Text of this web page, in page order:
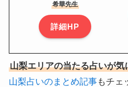
希華先生
詳細HP
山梨エリアの当たる占いが気
山梨占いのまとめ記事もチェ